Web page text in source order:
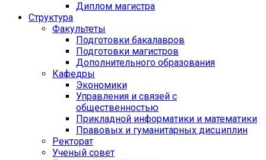
Диплом магистра
Структура
Факультеты
Подготовки бакалавров
Подготовки магистров
Дополнительного образования
Кафедры
Экономики
Управления и связей с
общественностью
Прикладной информатики и математики
Правовых и гуманитарных дисциплин
Ректорат
Ученый совет